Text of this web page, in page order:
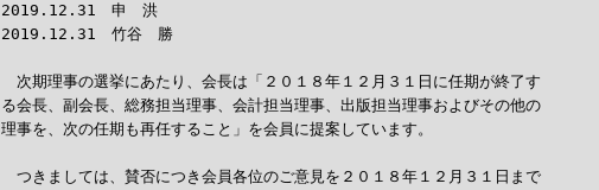
2019.12.31　申　洪
2019.12.31　竹谷　勝
次期理事の選挙にあたり、会長は「２０１８年１２月３１日に任期が終了す
る会長、副会長、総務担当理事、会計担当理事、出版担当理事およびその他の
理事を、次の任期も再任すること」を会員に提案しています。
つきましては、賛否につき会員各位のご意見を２０１８年１２月３１日まで